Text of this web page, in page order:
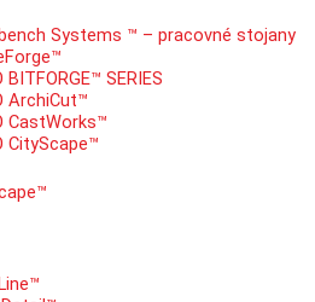
Systems ™ – pracovné stojany
BITFORGE™ SERIES
ArchiCut™
CastWorks™
CityScape™